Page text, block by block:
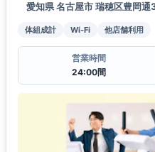
愛知県 名古屋市 瑞穂区豊岡
体組成計 Wi-Fi 他店舗利用
営業時間
24:00間